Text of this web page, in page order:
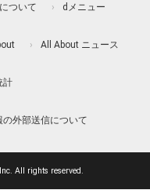
ついて dメニュー
All About ニュース
計
外部送信について
All rights reserved.